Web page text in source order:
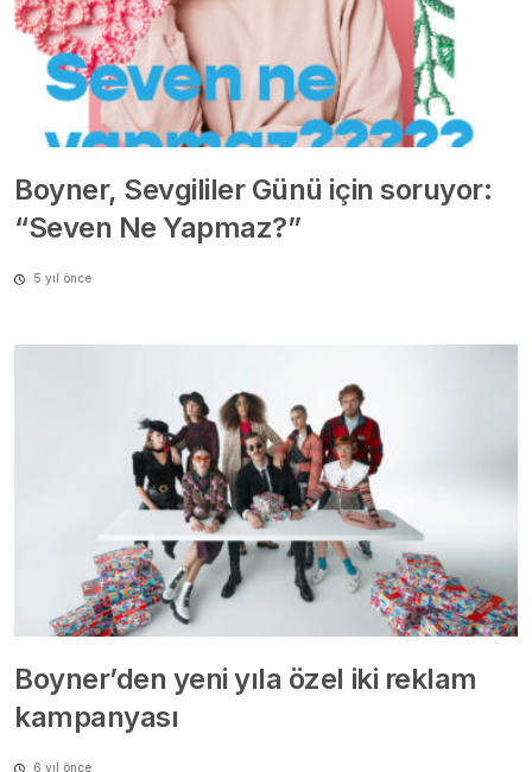
Boyner, Sevgililer Günü için soruyor:
“Seven Ne Yapmaz?”
5 yıl önce
Boyner’den yeni yıla özel iki reklam
kampanyası
6 yıl önce